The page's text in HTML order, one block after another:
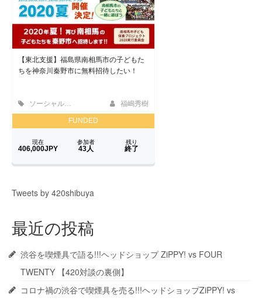
Tweets by 420shibuya
最近の投稿
渋谷を喫煙具で語る!!!ヘッドショップ ZiPPY! vs FOUR
TWENTY 【420対談の裏側】
コロナ禍の渋谷で喫煙具を売る!!!ヘッドショップZiPPY! vs